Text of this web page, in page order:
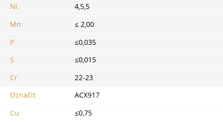
Ni:
4,5,5
Mn:
≤ 2,00
P:
≤0,035
S:
≤0,015
Cr:
22-23
Označit:
ACX917
Cu:
≤0,75